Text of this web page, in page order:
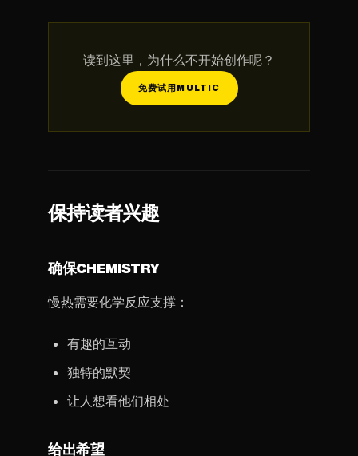
读到这里，为什么不开始创作呢？
免费试用MULTIC
保持读者兴趣
确保CHEMISTRY
慢热需要化学反应支撑：
有趣的互动
独特的默契
让人想看他们相处
给出希望